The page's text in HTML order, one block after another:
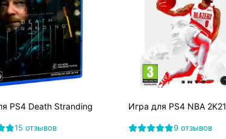
PS4 Death Stranding
15 отзывов
Игра для PS4 NBA 2K21
9 отзывов